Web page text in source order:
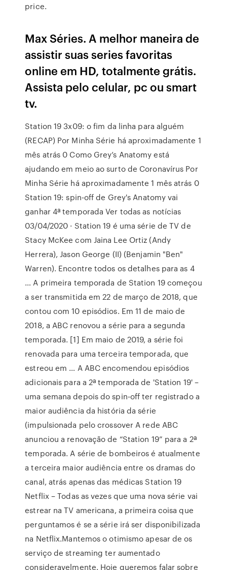
price.
Max Séries. A melhor maneira de
assistir suas series favoritas
online em HD, totalmente grátis.
Assista pelo celular, pc ou smart
tv.
Station 19 3x09: o fim da linha para alguém
(RECAP) Por Minha Série há aproximadamente 1
mês atrás 0 Como Grey’s Anatomy está
ajudando em meio ao surto de Coronavírus Por
Minha Série há aproximadamente 1 mês atrás 0
Station 19: spin-off de Grey's Anatomy vai
ganhar 4ª temporada Ver todas as notícias
03/04/2020 · Station 19 é uma série de TV de
Stacy McKee com Jaina Lee Ortiz (Andy
Herrera), Jason George (II) (Benjamin "Ben"
Warren). Encontre todos os detalhes para as 4
… A primeira temporada de Station 19 começou
a ser transmitida em 22 de março de 2018, que
contou com 10 episódios. Em 11 de maio de
2018, a ABC renovou a série para a segunda
temporada. [1] Em maio de 2019, a série foi
renovada para uma terceira temporada, que
estreou em … A ABC encomendou episódios
adicionais para a 2ª temporada de 'Station 19' –
uma semana depois do spin-off ter registrado a
maior audiência da história da série
(impulsionada pelo crossover A rede ABC
anunciou a renovação de “Station 19” para a 2ª
temporada. A série de bombeiros é atualmente
a terceira maior audiência entre os dramas do
canal, atrás apenas das médicas Station 19
Netflix – Todas as vezes que uma nova série vai
estrear na TV americana, a primeira coisa que
perguntamos é se a série irá ser disponibilizada
na Netflix.Mantemos o otimismo apesar de os
serviço de streaming ter aumentado
consideravelmente. Hoje queremos falar sobre